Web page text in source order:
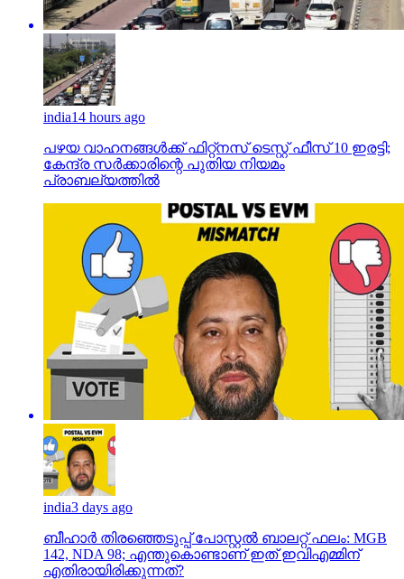
india14 hours ago
പഴയ വാഹനങ്ങള്‍ക്ക് ഫിറ്റ്‌നസ് ടെസ്റ്റ് ഫീസ് 10 ഇരട്ടി;
കേന്ദ്ര സര്‍ക്കാരിന്റെ പുതിയ നിയമം
പ്രാബല്യത്തില്‍
india3 days ago
ബീഹാർ തിരഞ്ഞെടുപ്പ് പോസ്റ്റൽ ബാലറ്റ് ഫലം: MGB
142, NDA 98; എന്തുകൊണ്ടാണ് ഇത് ഇവിഎമ്മിന്
എതിരായിരിക്കുന്നത്?